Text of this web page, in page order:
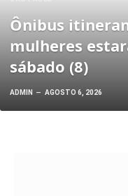
Ônibus
mulheres
sábado (8)
ADMIN AGOSTO 6, 2026